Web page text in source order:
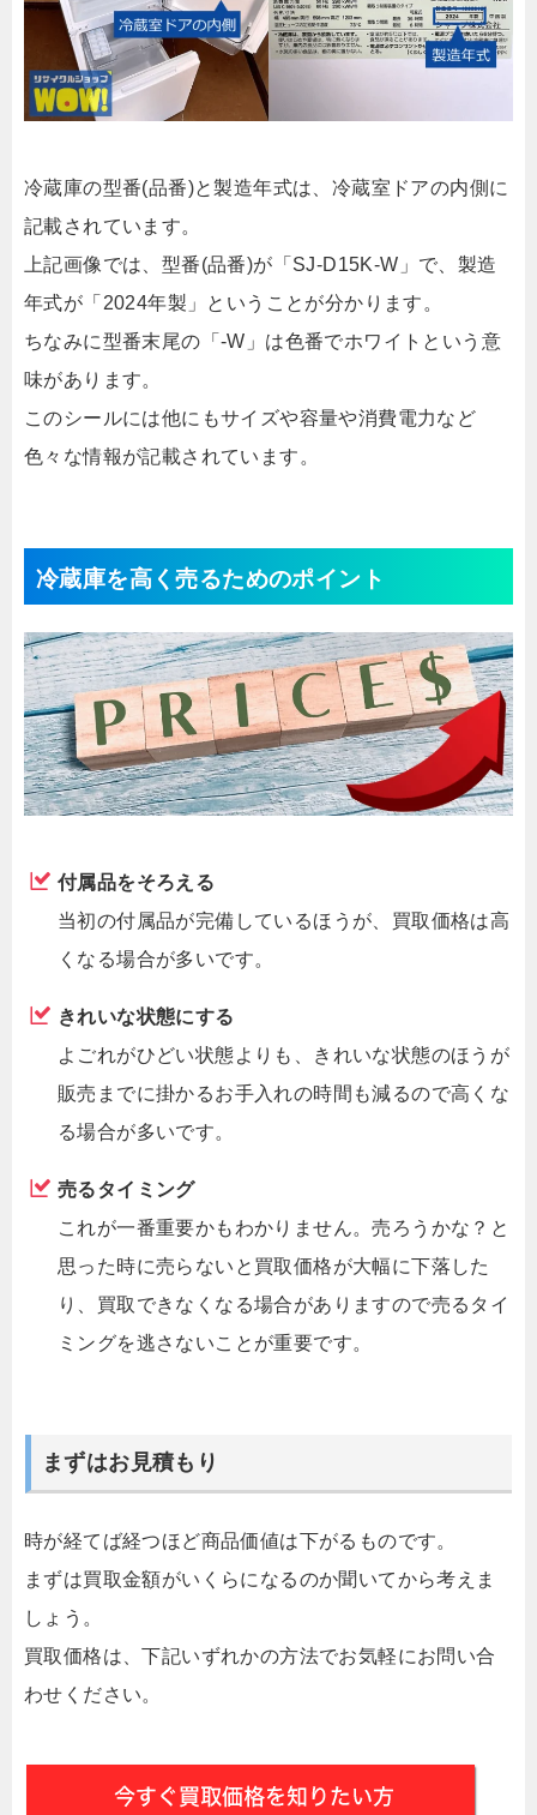
冷蔵庫の型番(品番)と製造年式は、冷蔵室ドアの内側に
記載されています。
上記画像では、型番(品番)が「SJ-D15K-W」で、製造
年式が「2024年製」ということが分かります。
ちなみに型番末尾の「-W」は色番でホワイトという意
味があります。
このシールには他にもサイズや容量や消費電力など
色々な情報が記載されています。
冷蔵庫を高く売るためのポイント
付属品をそろえる
当初の付属品が完備しているほうが、買取価格は高
くなる場合が多いです。
きれいな状態にする
よごれがひどい状態よりも、きれいな状態のほうが
販売までに掛かるお手入れの時間も減るので高くな
る場合が多いです。
売るタイミング
これが一番重要かもわかりません。売ろうかな？と
思った時に売らないと買取価格が大幅に下落した
り、買取できなくなる場合がありますので売るタイ
ミングを逃さないことが重要です。
まずはお見積もり
時が経てば経つほど商品価値は下がるものです。
まずは買取金額がいくらになるのか聞いてから考えま
しょう。
買取価格は、下記いずれかの方法でお気軽にお問い合
わせください。